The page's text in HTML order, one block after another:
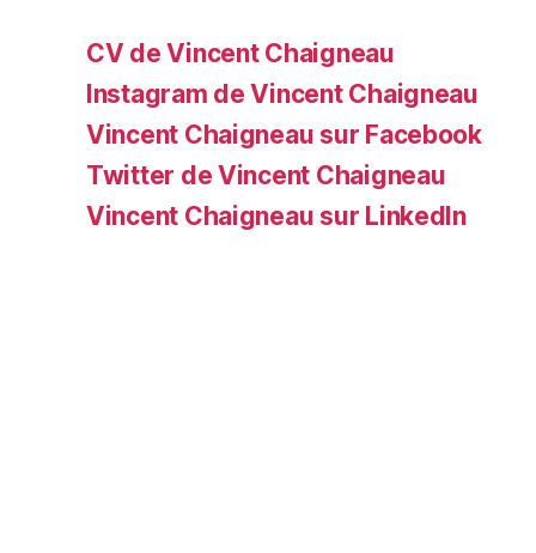
CV de Vincent Chaigneau
Instagram de Vincent Chaigneau
Vincent Chaigneau sur Facebook
Twitter de Vincent Chaigneau
Vincent Chaigneau sur LinkedIn